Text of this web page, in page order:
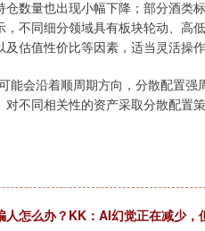
量也出现小幅下降；部分酒类
不同细分领域具有板块轮动、高
估值性价比等因素，适当灵活操
会沿着顺周期方向，分散配置强
不同相关性的资产采取分散配置
人怎么办？KK：AI幻觉正在减少，
200.89 1.42%